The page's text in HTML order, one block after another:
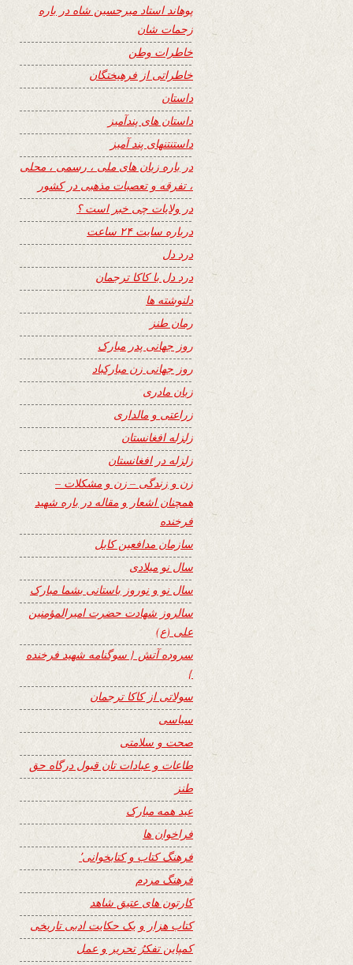
پوهاند استاد میرحسین شاه در باره
زحمات شان
خاطرات وطن
خاطراتی از فرهیختگان
داستان
داستان های پندآمیز
داستنتنهای پند آمیز
در باره زبان های ملی ، رسمی ، محلی
، تفرقه و تعصبات مذهبی در کشور
در ولایات چی خبر است ؟
درباره سایت ۲۴ ساعت
درد دل
درد دل با کاکا ترجمان
دلنوشته ها
رمان طنز
روز جهانی پدر مبارک
روز جهانی زن مبارکباد
زبان مادری
زراعتی و مالداری
زلزله افغانستان
زلزله در افغانستان
زن و زندگی – زن و مشکلات –
همچنان اشعار و مقاله در باره شهید
فرخنده
سازمان مدافعین کابل
سال نو میلادی
سال نو و نوروز باستانی بشما مبارک
سالروز شهادت حضرت امیرالمؤمنین
علی (ع)
سروده آتش { سوگنامه شهید فرخنده
}
سولاتی از کاکا ترجمان
سیاسی
صحت و سلامتی
طاعات و عبادات تان قبول درگاه حق
طنز
عید همه مبارک
فراخوان ها
فرهنگ کتاب و کتابخوانی٬
فرهنگ مردم
کارتون های عتیق شاهد
کتاب هزار و یک حکایت ادبی تاریخی
کمپاین تفکرُ تحریر و عمل